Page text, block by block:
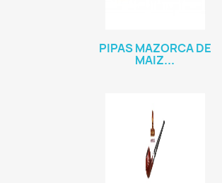
PIPAS MAZORCA DE
MAIZ...